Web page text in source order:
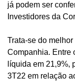
já podem ser
Investidores da
Trata-se do
Companhia. Entre
líquida em 21,9%,
3T22 em relação